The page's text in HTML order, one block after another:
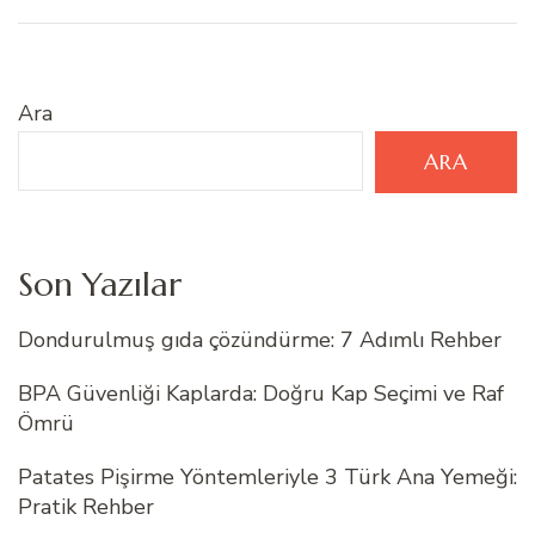
Ara
ARA
Son Yazılar
Dondurulmuş gıda çözündürme: 7 Adımlı Rehber
BPA Güvenliği Kaplarda: Doğru Kap Seçimi ve Raf
Ömrü
Patates Pişirme Yöntemleriyle 3 Türk Ana Yemeği:
Pratik Rehber